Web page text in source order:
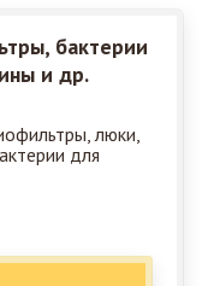
бактерии
и др.
люки,
для